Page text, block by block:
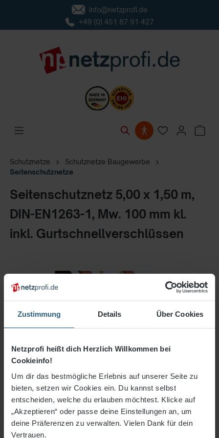
Zustimmung Details Über Cookies
Netzprofi heißt dich Herzlich Willkommen bei
Cookieinfo!
Um dir das bestmögliche Erlebnis auf unserer Seite zu
bieten, setzen wir Cookies ein. Du kannst selbst
entscheiden, welche du erlauben möchtest. Klicke auf
„Akzeptieren“ oder passe deine Einstellungen an, um
deine Präferenzen zu verwalten. Vielen Dank für dein
Vertrauen.
info@netzprofi.de
+49 (0) 451 87 91 427
Schutznetze
Schutznetze Baugewerbe
Seitenschutznetze
Seitenschutznetz 5,00 x 1,50 m,
DIN-EN1263-1, Mw. 100 mm kl.
inkl. Gurtschnellverschlüssen
36,71 €*